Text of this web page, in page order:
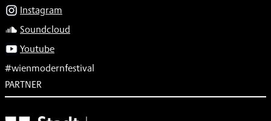
Instagram
Soundcloud
Youtube
#wienmodernfestival
PARTNER
Subventionsgeber